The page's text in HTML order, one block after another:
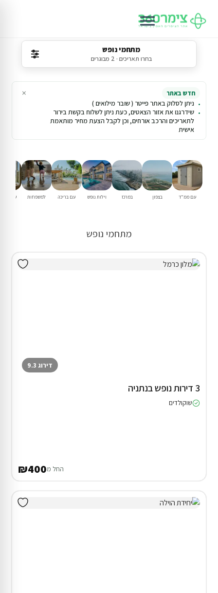
מתחמי נופש
בחרו תאריכים · 2 מבוגרים
חדש באתר
ניתן לסלוק באתר פייטר ( שובר מילואים )
שידרגנו את אזור הצאטים, כעת ניתן לשלוח בקשת בירור
לתאריכים והרכב אורחים, וכן לקבל הצעת מחיר מותאמת
אישית
×
עם ממ"ד בצפון במרכז וילות נופש עם בריכה למשפחות שומרי
מתחמי נופש
דירוג 9.3
3 דירות נופש בנתניה
שוקולדים
החל מ₪400